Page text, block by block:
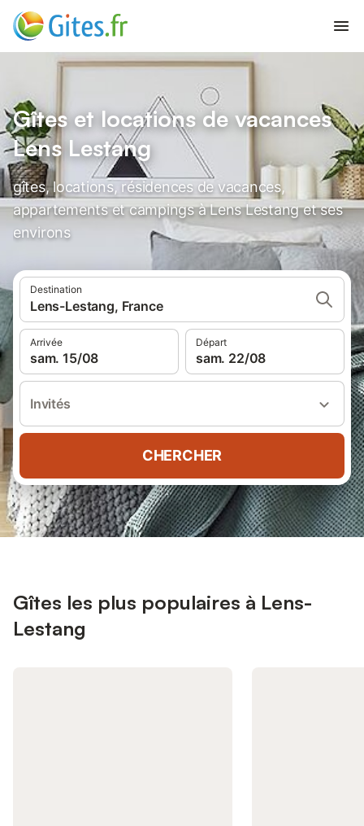
Gîtes et locations de vacances
Lens Lestang
gîtes, locations, résidences de vacances,
appartements et campings à Lens Lestang et ses
environs
Destination
Lens-Lestang, France
Arrivée
sam. 15/08
Départ
sam. 22/08
Invités
CHERCHER
Gîtes les plus populaires à Lens-
Lestang